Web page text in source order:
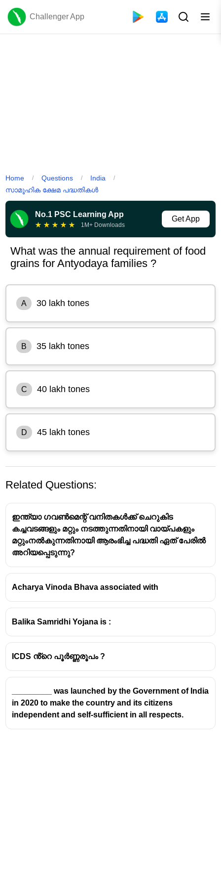
Challenger App
Home / Questions / India /
സാമൂഹിക ക്ഷേമ പദ്ധതികൾ
No.1 PSC Learning App
★ ★ ★ ★ ★ 1M+ Downloads
Get App
What was the annual requirement of food
grains for Antyodaya families ?
A 30 lakh tones
B 35 lakh tones
C 40 lakh tones
D 45 lakh tones
Related Questions:
ഇന്ത്യാ ഗവൺമെന്റ് വനിതകൾക്ക് ചെറുകിട
കച്ചവടങ്ങളും മറ്റും നടത്തുന്നതിനായി വായ്പകളും
മറ്റുംനൽകുന്നതിനായി ആരംഭിച്ച പദ്ധതി ഏത് പേരിൽ
അറിയപ്പെടുന്നു?
Acharya Vinoda Bhava associated with
Balika Samridhi Yojana is :
ICDS ൻ്റെ പൂർണ്ണരൂപം ?
_________ was launched by the Government of India
in 2020 to make the country and its citizens
independent and self-sufficient in all respects.